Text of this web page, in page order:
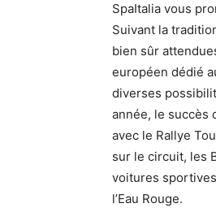
SpaItalia vous
Suivant la
bien sûr
européen dédié
diverses
année, le succès
avec le Rallye
sur le circuit, les
voitures
l’Eau Rouge.